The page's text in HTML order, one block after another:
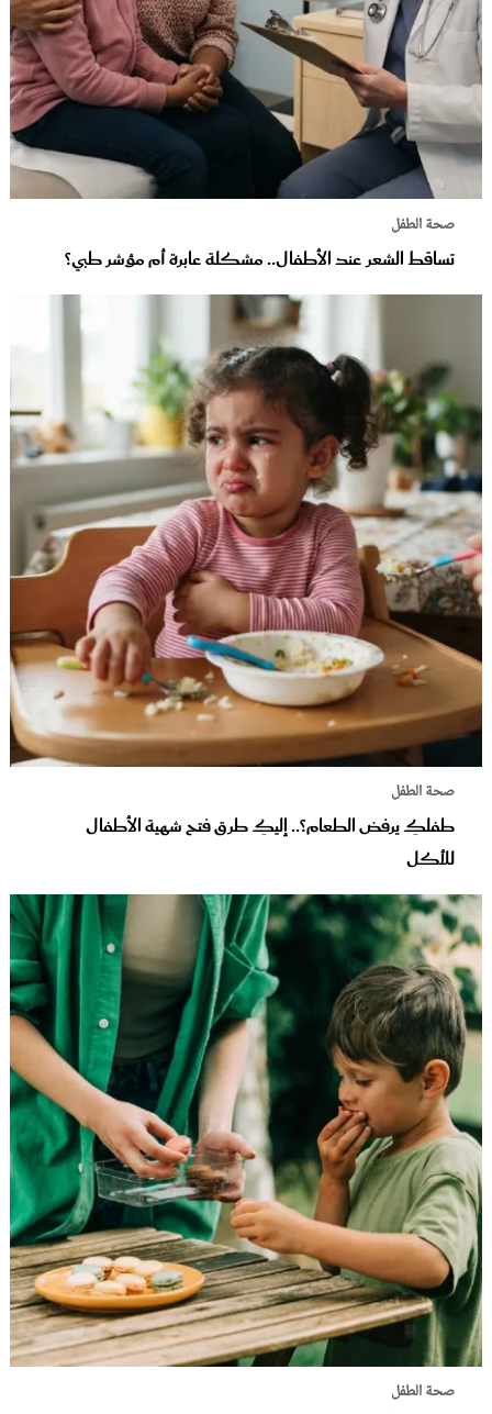
صحة الطفل
تساقط الشعر عند الأطفال.. مشكلة عابرة أم مؤشر طبي؟
صحة الطفل
طفلكِ يرفض الطعام؟.. إليكِ طرق فتح شهية الأطفال
للأكل
صحة الطفل